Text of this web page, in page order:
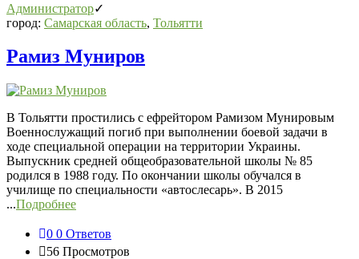
Администратор
город: Самарская область, Тольятти
Рамиз Муниров
В Тольятти простились с ефрейтором Рамизом Мунировым
Военнослужащий погиб при выполнении боевой задачи в
ходе специальной операции на территории Украины.
Выпускник средней общеобразовательной школы № 85
родился в 1988 году. По окончании школы обучался в
училище по специальности «автослесарь». В 2015
...Подробнее
0 0 Ответов
56 Просмотров